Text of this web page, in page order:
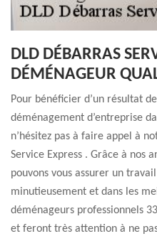
DLD DÉBARRAS
DÉMÉNAGEUR
Pour bénéficier d’un résultat
déménagement d’entreprise
n’hésitez pas à faire appel à
Service Express . Grâce à nos
pouvons vous assurer un
minutieusement et dans les
déménageurs professionnels
et feront très attention à ne